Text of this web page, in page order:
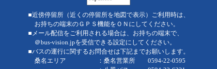
■近傍停留所（近くの停留所を地図で表示）ご利用時は、
お持ちの端末のＧＰＳ機能をＯＮにしてください。
■メール配信をご利用される場合は、お持ちの端末で、
＠bus-vision.jpを受信できる設定にしてください。
■バスの運行に関するお問合せは下記までお願いします。
桑名エリア ：桑名営業所 0594-22-0595